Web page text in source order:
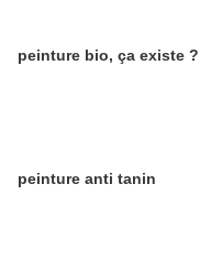
peinture bio, ça existe ?
peinture anti tanin